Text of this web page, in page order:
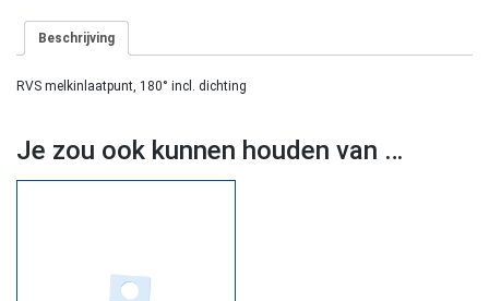
Beschrijving
RVS melkinlaatpunt, 180° incl. dichting
Je zou ook kunnen houden van …